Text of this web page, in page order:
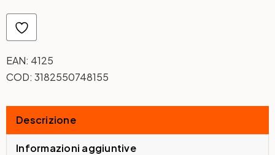
EAN: 4125
COD: 3182550748155
Descrizione
Informazioni aggiuntive